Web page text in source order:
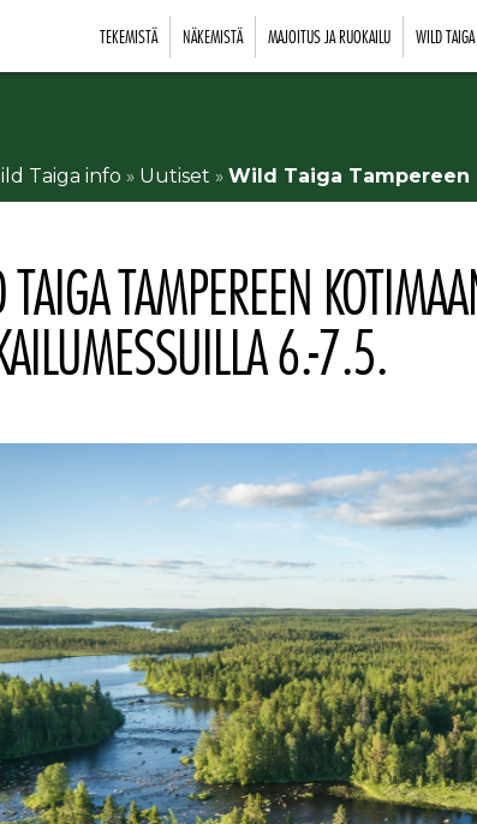
TEKEMISTÄ NÄKEMISTÄ MAJOITUS JA RUOKAILU WILD
Taiga info » Uutiset » Wild Taiga Tampereen
TAMPEREEN
6.-7.5.